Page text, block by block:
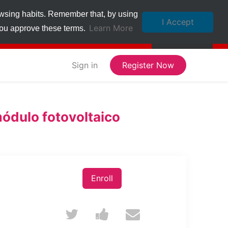
habits. Remember that, by using
approve these terms. Learn More
I Accept
Sign in Register Now
fotovoltaico
Enroll
TweetPostEmail